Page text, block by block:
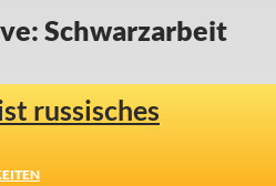
Schwarzarbeit
russisches